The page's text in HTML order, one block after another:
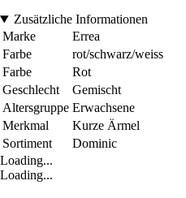
Zusätzliche Informationen
Marke
Errea
Farbe
rot/schwarz/weiss
Farbe
Rot
Geschlecht
Gemischt
Altersgruppe Erwachsene
Merkmal
Kurze Ärmel
Sortiment
Dominic
Loading...
Loading...